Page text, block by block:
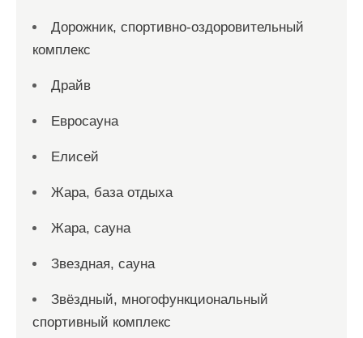
Дорожник, спортивно-оздоровительный
комплекс
Драйв
Евросауна
Елисей
Жара, база отдыха
Жара, сауна
Звездная, сауна
Звёздный, многофункциональный
спортивный комплекс